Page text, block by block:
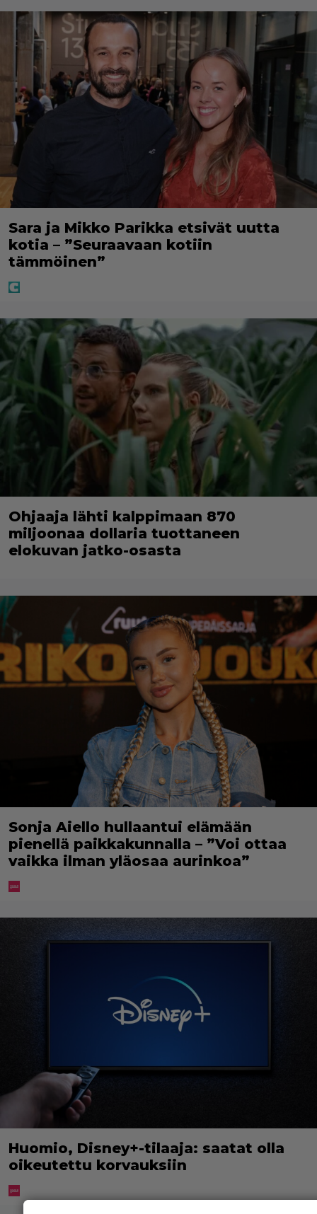
Sara ja Mikko Parikka etsivät uutta
kotia – ”Seuraavaan kotiin
tämmöinen”
Ohjaaja lähti kalppimaan 870
miljoonaa dollaria tuottaneen
elokuvan jatko-osasta
Sonja Aiello hullaantui elämään
pienellä paikkakunnalla – ”Voi ottaa
vaikka ilman yläosaa aurinkoa”
Huomio, Disney+-tilaaja: saatat olla
oikeutettu korvauksiin